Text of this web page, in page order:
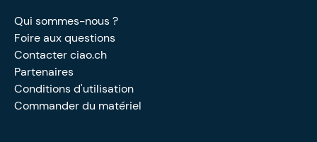
Qui sommes-nous ?
Foire aux questions
Contacter ciao.ch
Partenaires
Conditions d'utilisation
Commander du matériel